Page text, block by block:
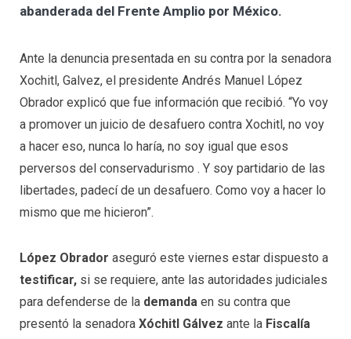
abanderada del Frente Amplio por México.
Ante la denuncia presentada en su contra por la senadora
Xochitl, Galvez, el presidente Andrés Manuel López
Obrador explicó que fue información que recibió. “Yo voy
a promover un juicio de desafuero contra Xochitl, no voy
a hacer eso, nunca lo haría, no soy igual que esos
perversos del conservadurismo . Y soy partidario de las
libertades, padecí de un desafuero. Como voy a hacer lo
mismo que me hicieron”.
López Obrador aseguró este viernes estar dispuesto a
testificar, si se requiere, ante las autoridades judiciales
para defenderse de la demanda en su contra que
presentó la senadora Xóchitl Gálvez ante la Fiscalía